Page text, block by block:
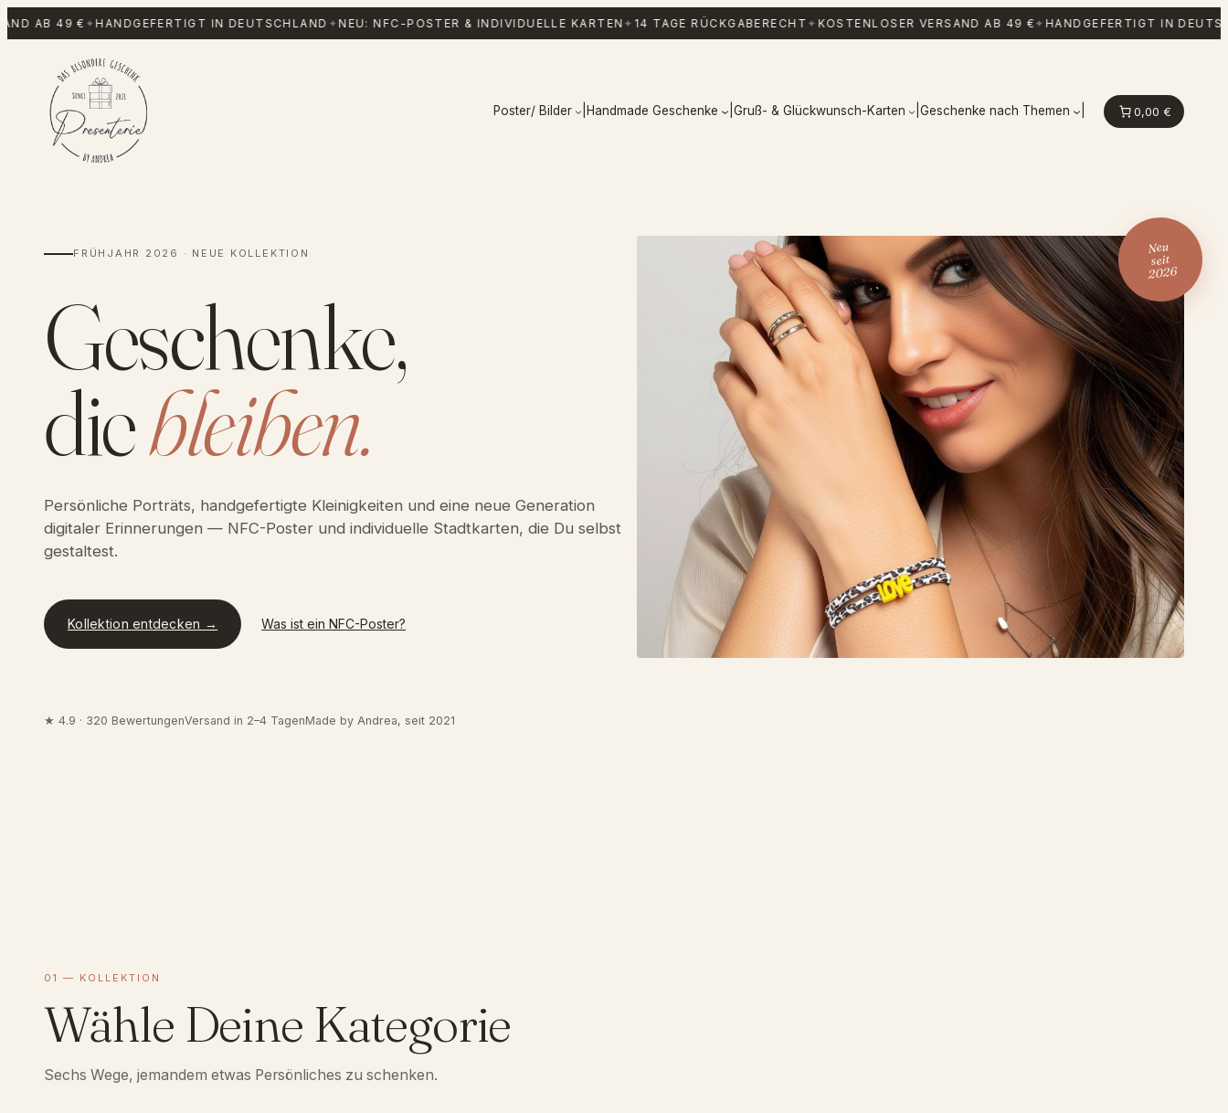
Zum
Inhalt
49 €✦ HANDGEFERTIGT IN DEUTSCHLAND✦NEU: NFC-POSTER & INDIVIDUELLE KARTEN✦14 TAGE RÜCKGABERECHT ✦KOSTENLOSER VERSAND AB 49 €✦HANDGEFERTIGT IN
Poster/ Bilder Handmade Geschenke Gruß- & Glückwunsch-Karten |Geschenke nach Themen 0,00 €
FRÜHJAHR 2026 · NEUE KOLLEKTION
Geschenke,
diebleiben.
Persönliche Porträts, handgefertigte Kleinigkeiten und eine neue Generation
digitaler Erinnerungen — NFC-Poster und individuelle Stadtkarten, die Du selbst
gestaltest.
Kollektion entdecken → Was ist ein NFC-Poster?
★ 4.9 · 320 BewertungenVersand in 2–4 TagenMade by Andrea, seit 2021
Neu
seit
2026
01 — KOLLEKTION
Wähle Deine Kategorie
Sechs Wege, jemandem etwas Persönliches zu schenken.